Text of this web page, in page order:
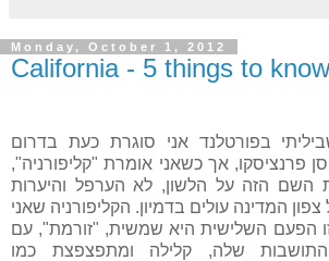
Monday, October 1, 2012
California - 5 things to know
בפורטלנד אני סוגרת כעת בדרום
פרנציסקו, אך כשאני אומרת "קליפורניה",
השם הזה על הלשון, לא הערפל והיערות
המדינה עולים בדמיון. הקליפורניה שאני
זו הפעם השלישית היא שמשית, "זורמת", עם
שלה, קלילה ומתפצפצת כמו